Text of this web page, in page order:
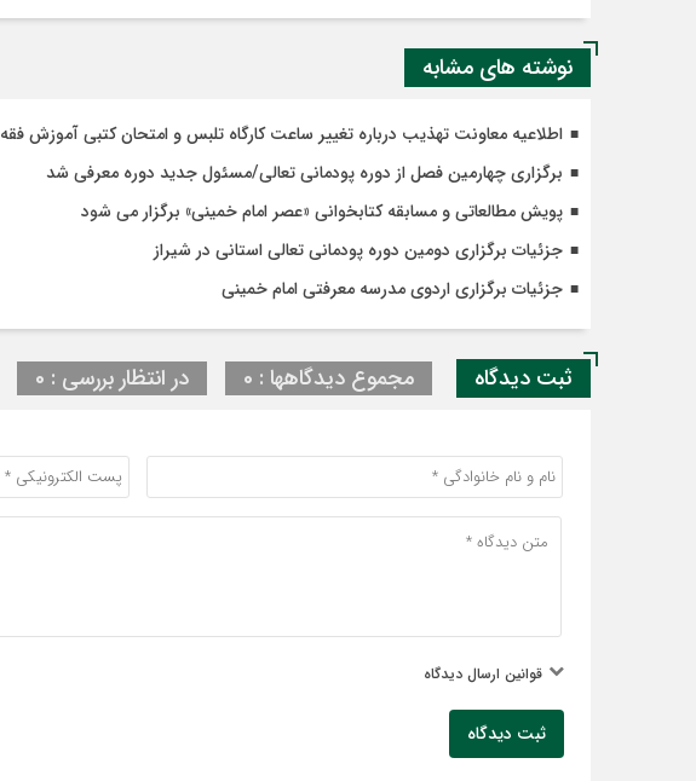
نوشته های مشابه
اطلاعیه معاونت تهذیب درباره تغییر ساعت کارگاه تلبس و امتحان کتبی آموزش فقه
برگزاری چهارمین فصل از دوره پودمانی تعالی/مسئول جدید دوره معرفی شد
پویش مطالعاتی و مسابقه کتابخوانی «عصر امام خمینی» برگزار می شود
جزئیات برگزاری دومین دوره پودمانی تعالی استانی در شیراز
جزئیات برگزاری اردوی مدرسه معرفتی امام خمینی
ثبت دیدگاه مجموع دیدگاهها : 0 در انتظار بررسی : 0
قوانین ارسال دیدگاه
ثبت دیدگاه